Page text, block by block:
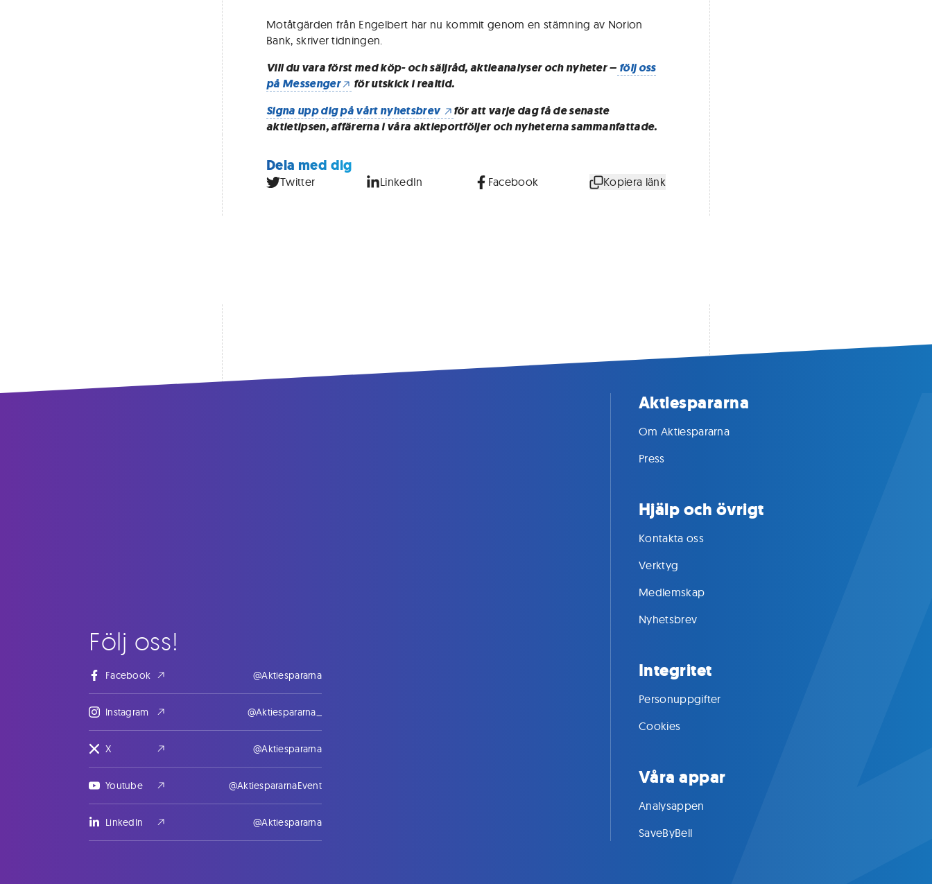
Motåtgärden från Engelbert har nu kommit genom en stämning av Norion
Bank, skriver tidningen.
Vill du vara först med köp- och säljråd, aktieanalyser och nyheter – följ oss
på Messenger
för utskick i realtid.
Signa upp dig på vårt nyhetsbrev
för att varje dag få de senaste
aktietipsen, affärerna i våra aktieportföljer och nyheterna sammanfattade.
Dela med dig
Twitter LinkedIn Facebook Kopiera länk
Följ oss!
Facebook @Aktiespararna
Instagram @Aktiespararna_
X @Aktiespararna
Youtube @AktiespararnaEvent
LinkedIn @Aktiespararna
Aktiespararna
Om Aktiespararna
Press
Hjälp och övrigt
Kontakta oss
Verktyg
Medlemskap
Nyhetsbrev
Integritet
Personuppgifter
Cookies
Våra appar
Analysappen
SaveByBell